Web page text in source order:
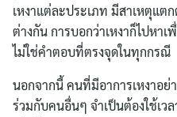
เหงาแต่ละประเภท มีสาเหตุแต
ต่างกัน การบอกว่าเหงาก็ไปหา
ไม่ใช่คำตอบที่ตรงจุดในทุกกรณี
นอกจากนี้ คนที่มีอาการเหงาอย่
ร่วมกับคนอื่นๆ จำเป็นต้องใช้เว